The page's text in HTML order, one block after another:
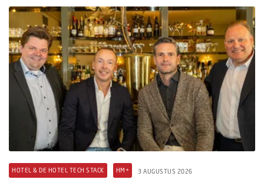
HOTEL & DE HOTEL TECH STACK HM+ 3 AUGUSTUS 2026